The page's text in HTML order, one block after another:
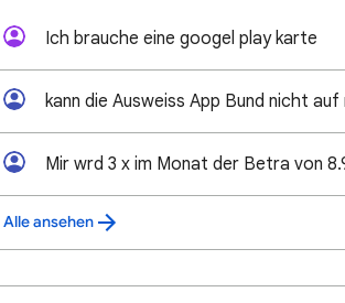
Ich brauche eine googel play karte
Alle ansehen